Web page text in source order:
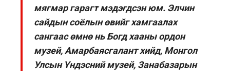
мягмар гарагт мэдэгдсэн юм. Элчин
сайдын соёлын өвийг хамгаалах
сангаас өмнө нь Богд хааны ордон
музей, Амарбаясгалант хийд, Монгол
Улсын Үндэсний музей, Занабазарын